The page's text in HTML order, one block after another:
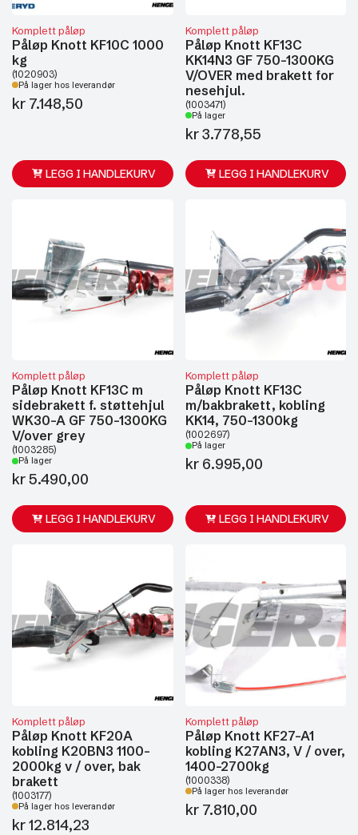
Komplett påløp
Påløp Knott KF10C 1000
kg
(1020903)
På lager hos leverandør
kr 7.148,50
LEGG I HANDLEKURV
Komplett påløp
Påløp Knott KF13C
KK14N3 GF 750-1300KG
V/OVER med brakett for
nesehjul.
(1003471)
På lager
kr3.778,55
LEGG I HANDLEKURV
Komplett påløp
Påløp Knott KF13C m
sidebrakett f. støttehjul
WK30-A GF 750-1300KG
V/over grey
(1003285)
På lager
kr5.490,00
LEGG I HANDLEKURV
Komplett påløp
Påløp Knott KF13C
m/bakbrakett, kobling
KK14, 750-1300kg
(1002697)
På lager
kr6.995,00
LEGG I HANDLEKURV
Komplett påløp
Påløp Knott KF20A
kobling K20BN3 1100-
2000kg v / over, bak
brakett
(1003177)
På lager hos leverandør
kr12.814,23
Komplett påløp
Påløp Knott KF27-A1
kobling K27AN3, V / over,
1400-2700kg
(1000338)
På lager hos leverandør
kr7.810,00